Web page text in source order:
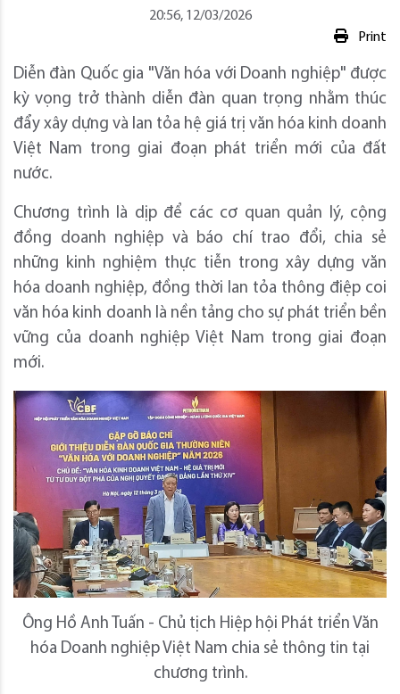
20:56, 12/03/2026
Print
Diễn đàn Quốc gia "Văn hóa với Doanh nghiệp" được
kỳ vọng trở thành diễn đàn quan trọng nhằm thúc
đẩy xây dựng và lan tỏa hệ giá trị văn hóa kinh doanh
Việt Nam trong giai đoạn phát triển mới của đất
nước.
Chương trình là dịp để các cơ quan quản lý, cộng
đồng doanh nghiệp và báo chí trao đổi, chia sẻ
những kinh nghiệm thực tiễn trong xây dựng văn
hóa doanh nghiệp, đồng thời lan tỏa thông điệp coi
văn hóa kinh doanh là nền tảng cho sự phát triển bền
vững của doanh nghiệp Việt Nam trong giai đoạn
mới.
Ông Hồ Anh Tuấn - Chủ tịch Hiệp hội Phát triển Văn
hóa Doanh nghiệp Việt Nam chia sẻ thông tin tại
chương trình.